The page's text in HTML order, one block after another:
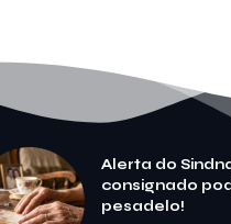
Alerta do
consignado
pesadelo!